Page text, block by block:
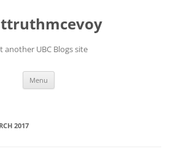
another UBC Blogs site
Menu
2017